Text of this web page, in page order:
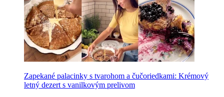
Zapekané palacinky s tvarohom a čučoriedkami: Krémový
letný dezert s vanilkovým prelivom